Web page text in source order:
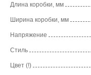
Длина коробки, мм
Ширина коробки, мм
Напряжение
Стиль
Цвет (!)